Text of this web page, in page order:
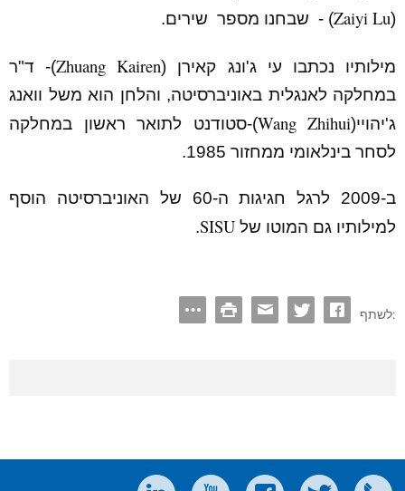
(
Zaiyi Lu) - שבחנו מספר שירים.
מילותיו נכתבו עי ג'ונג קאירן (Zhuang Kairen)- ד"ר
במחלקה לאנגלית באוניברסיטה, והלחן הוא משל וואנג
ג'יהויי(Wang Zhihui)-סטודנט לתואר ראשון במחלקה
לסחר בינלאומי ממחזור 1985.
ב-2009 לרגל חגיגות ה-60 של האוניברסיטה הוסף
למילותיו גם המוטו של SISU
.
לשתף: